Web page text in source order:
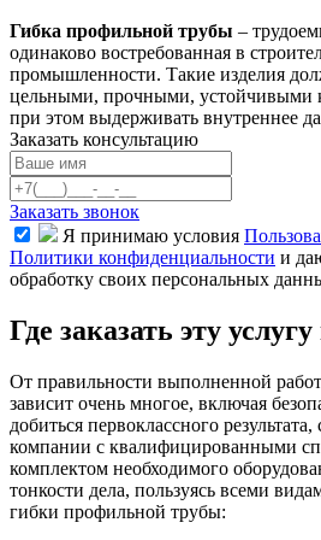
Гибка профильной трубы –
одинаково востребованная в
промышленности. Такие изделия
цельными, прочными, устойчивыми
при этом выдерживать внутреннее
Заказать консультацию
Заказать звонок
Я принимаю условия
Политики конфиденциальности и
обработку своих персональных
Где заказать эту
От правильности выполненной
зависит очень многое, включая
добиться первоклассного
компании с квалифицированными
комплектом необходимого
тонкости дела, пользуясь всеми
гибки профильной трубы: